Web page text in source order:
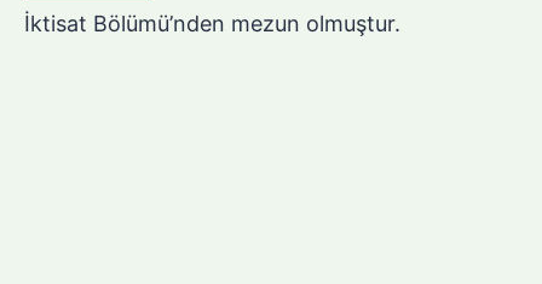
İktisat Bölümü’nden mezun olmuştur.